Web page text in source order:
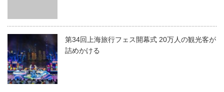
第34回上海旅行フェス開幕式 20万人の観光客が
詰めかける